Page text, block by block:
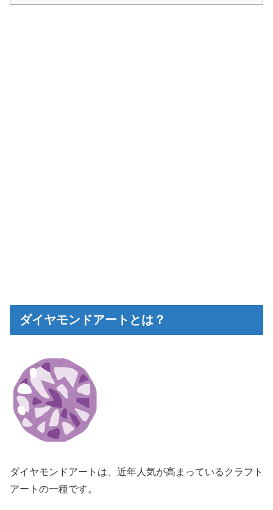
ダイヤモンドアートとは？
ダイヤモンドアートは、近年人気が高まっているクラフト
アートの一種です。